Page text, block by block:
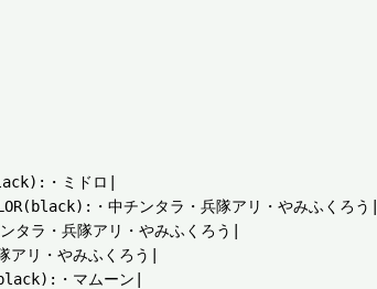
・ミドロ|
・中チンタラ・兵隊アリ・やみふくろう|
タラ・兵隊アリ・やみふくろう|
アリ・やみふくろう|
・マムーン|